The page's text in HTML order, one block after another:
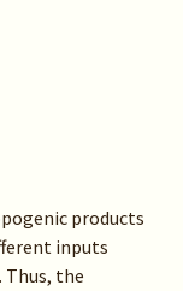
products
inputs
the